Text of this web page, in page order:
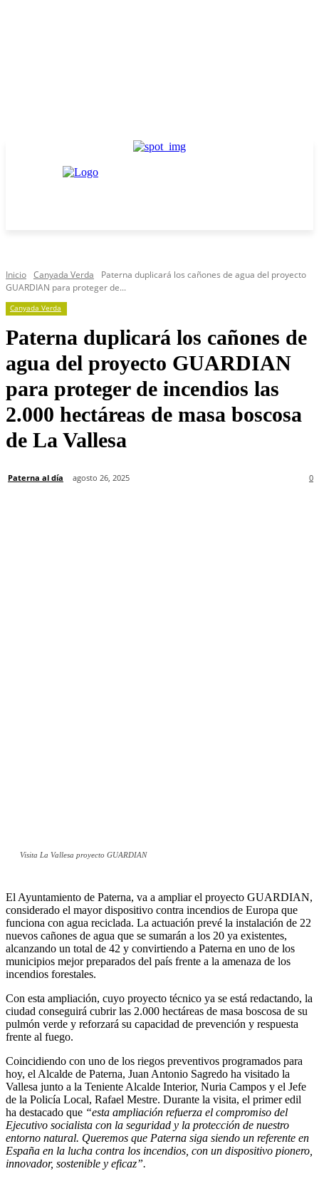
Inicio Canyada Verda
Paterna duplicará los cañones de agua del proyecto
GUARDIAN para proteger de...
Canyada Verda
Paterna duplicará los cañones de
agua del proyecto GUARDIAN
para proteger de incendios las
2.000 hectáreas de masa boscosa
de La Vallesa
Paterna al día agosto 26, 2025 0
Visita La Vallesa proyecto GUARDIAN
El Ayuntamiento de Paterna, va a ampliar el proyecto GUARDIAN,
considerado el mayor dispositivo contra incendios de Europa que
funciona con agua reciclada. La actuación prevé la instalación de 22
nuevos cañones de agua que se sumarán a los 20 ya existentes,
alcanzando un total de 42 y convirtiendo a Paterna en uno de los
municipios mejor preparados del país frente a la amenaza de los
incendios forestales.
Con esta ampliación, cuyo proyecto técnico ya se está redactando, la
ciudad conseguirá cubrir las 2.000 hectáreas de masa boscosa de su
pulmón verde y reforzará su capacidad de prevención y respuesta
frente al fuego.
Coincidiendo con uno de los riegos preventivos programados para
hoy, el Alcalde de Paterna, Juan Antonio Sagredo ha visitado la
Vallesa junto a la Teniente Alcalde Interior, Nuria Campos y el Jefe
de la Policía Local, Rafael Mestre. Durante la visita, el primer edil
ha destacado que “esta ampliación refuerza el compromiso del
Ejecutivo socialista con la seguridad y la protección de nuestro
entorno natural. Queremos que Paterna siga siendo un referente en
España en la lucha contra los incendios, con un dispositivo pionero,
innovador, sostenible y eficaz”.